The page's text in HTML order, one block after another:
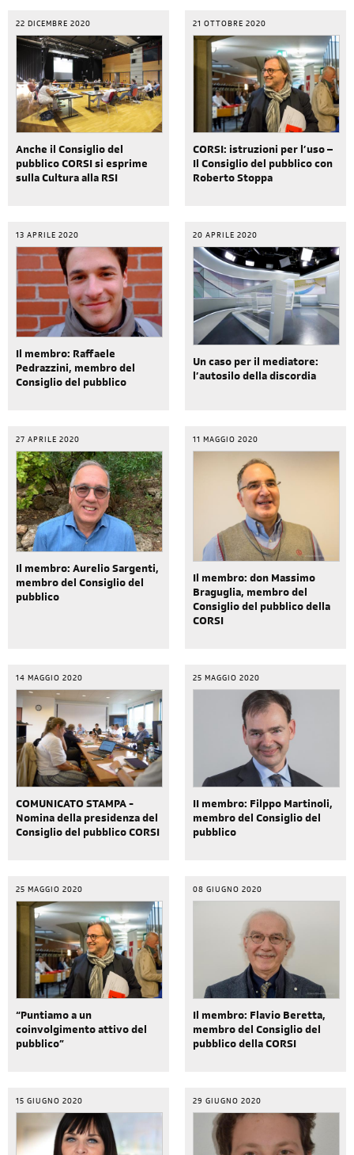
22 DICEMBRE 2020
Anche il Consiglio del
pubblico CORSI si esprime
sulla Cultura alla RSI
21 OTTOBRE 2020
CORSI: istruzioni per l’uso –
Il Consiglio del pubblico con
Roberto Stoppa
13 APRILE 2020
Il membro: Raffaele
Pedrazzini, membro del
Consiglio del pubblico
20 APRILE 2020
Un caso per il mediatore:
l’autosilo della discordia
27 APRILE 2020
Il membro: Aurelio Sargenti,
membro del Consiglio del
pubblico
11 MAGGIO 2020
Il membro: don Massimo
Braguglia, membro del
Consiglio del pubblico della
CORSI
14 MAGGIO 2020
COMUNICATO STAMPA -
Nomina della presidenza del
Consiglio del pubblico CORSI
25 MAGGIO 2020
II membro: Filppo Martinoli,
membro del Consiglio del
pubblico
25 MAGGIO 2020
“Puntiamo a un
coinvolgimento attivo del
pubblico”
08 GIUGNO 2020
Il membro: Flavio Beretta,
membro del Consiglio del
pubblico della CORSI
15 GIUGNO 2020 29 GIUGNO 2020